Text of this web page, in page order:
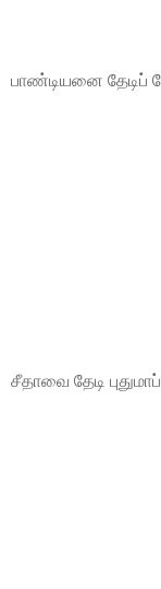
பாண்டியனை தேடிப்
சீதாவை தேடி